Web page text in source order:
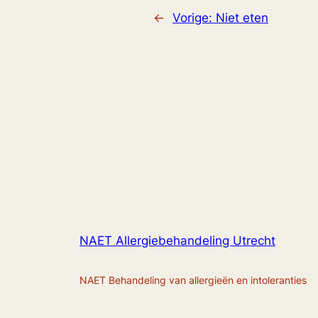
← Vorige: Niet eten
NAET Allergiebehandeling Utrecht
NAET Behandeling van allergieën en intoleranties